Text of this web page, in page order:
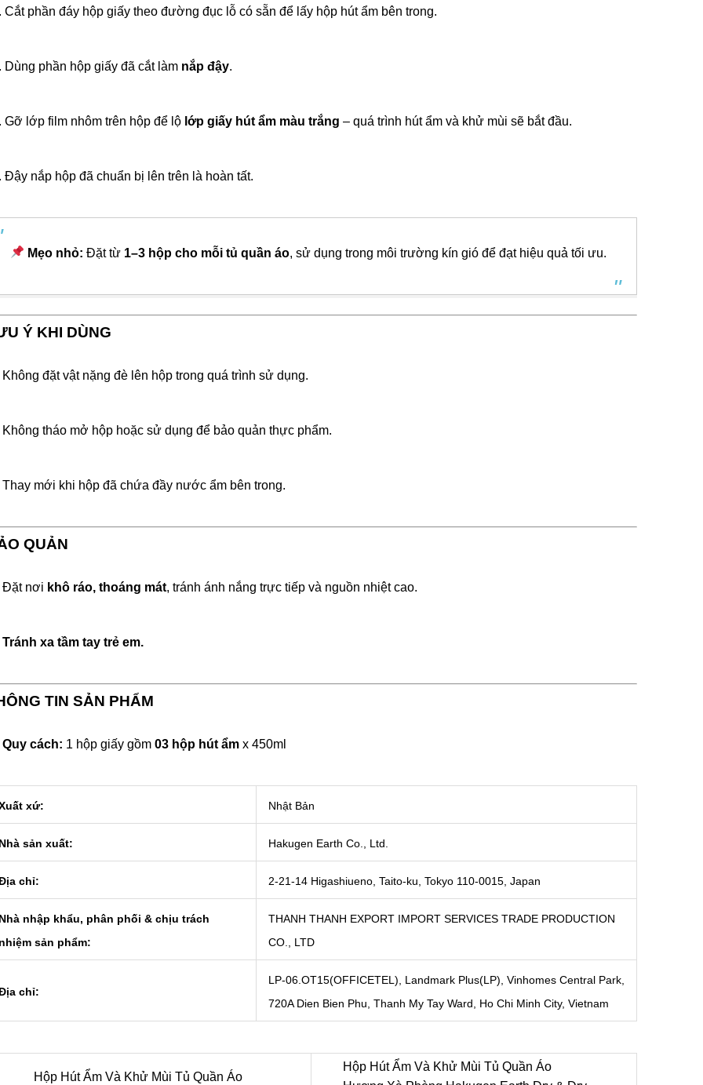
Cắt phần đáy hộp giấy theo đường đục lỗ có sẵn để lấy hộp hút ẩm bên trong.
Dùng phần hộp giấy đã cắt làm nắp đậy.
Gỡ lớp film nhôm trên hộp để lộ lớp giấy hút ẩm màu trắng – quá trình hút ẩm và khử mùi sẽ bắt đầu.
Đậy nắp hộp đã chuẩn bị lên trên là hoàn tất.
Mẹo nhỏ: Đặt từ 1–3 hộp cho mỗi tủ quần áo, sử dụng trong môi trường kín gió để đạt hiệu quả tối ưu.
Ý KHI DÙNG
Không đặt vật nặng đè lên hộp trong quá trình sử dụng.
Không tháo mở hộp hoặc sử dụng để bảo quản thực phẩm.
Thay mới khi hộp đã chứa đầy nước ẩm bên trong.
QUẢN
Đặt nơi khô ráo, thoáng mát, tránh ánh nắng trực tiếp và nguồn nhiệt cao.
Tránh xa tầm tay trẻ em.
TIN SẢN PHẨM
Quy cách: 1 hộp giấy gồm 03 hộp hút ẩmx 450ml
xứ: Nhật Bản
sản xuất: Hakugen Earth Co., Ltd.
chỉ: 2-21-14 Higashiueno, Taito-ku, Tokyo 110-0015, Japan
nhập khẩu, phân phối & chịu trách
sản phẩm:
THANH THANH EXPORT IMPORT SERVICES TRADE PRODUCTION
CO., LTD
chỉ:
LP-06.OT15(OFFICETEL), Landmark Plus(LP), Vinhomes Central Park,
720A Dien Bien Phu, Thanh My Tay Ward, Ho Chi Minh City, Vietnam
Hộp Hút Ẩm Và Khử Mùi Tủ Quần Áo
Hộp Hút Ẩm Và Khử Mùi Tủ Quần Áo